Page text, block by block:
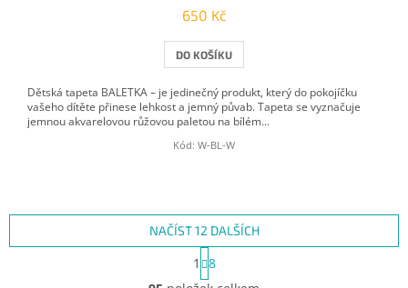
650 Kč
DO KOŠÍKU
Dětská tapeta BALETKA – je jedinečný produkt, který do pokojíčku
vašeho dítěte přinese lehkost a jemný půvab. Tapeta se vyznačuje
jemnou akvarelovou růžovou paletou na bílém...
Kód: W-BL-W
O
NAČÍST 12 DALŠÍCH
S
t
r
1
8